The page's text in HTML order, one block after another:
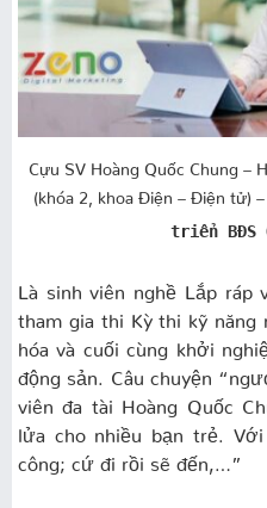
Cựu SV Hoàng Quốc Chung –
(khóa 2, khoa Điện – Điện tử) –
triển BĐS
Là sinh viên nghề Lắp ráp
tham gia thi Kỳ thi kỹ năng
hóa và cuối cùng khởi
động sản. Câu chuyện
viên đa tài Hoàng Quốc
lửa cho nhiều bạn trẻ.
công; cứ đi rồi sẽ đến,…”